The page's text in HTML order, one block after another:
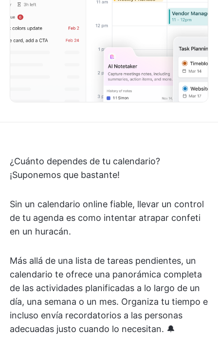
¿Cuánto dependes de tu calendario?
¡Suponemos que bastante!
Sin un calendario online fiable, llevar un control
de tu agenda es como intentar atrapar confeti
en un huracán.
Más allá de una lista de tareas pendientes, un
calendario te ofrece una panorámica completa
de las actividades planificadas a lo largo de un
día, una semana o un mes. Organiza tu tiempo e
incluso envía recordatorios a las personas
adecuadas justo cuando lo necesitan. 🔔